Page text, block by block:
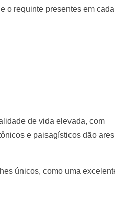
o requinte presentes em
de vida elevada, com
e paisagísticos dão
únicos, como uma